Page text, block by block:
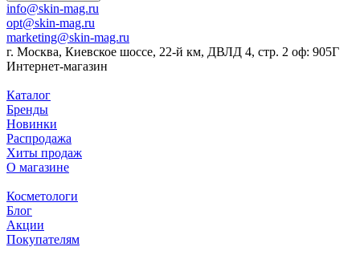
info@skin-mag.ru
opt@skin-mag.ru
marketing@skin-mag.ru
г. Москва, Киевское шоссе, 22-й км, ДВЛД 4, стр. 2 оф: 905Г
Интернет-магазин
Каталог
Бренды
Новинки
Распродажа
Хиты продаж
О магазине
Косметологи
Блог
Акции
Покупателям